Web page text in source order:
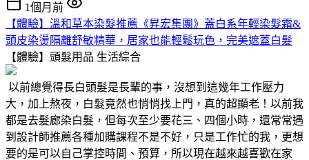
1個月前
【體驗】溫和草本染髮推薦《昇宏集團》蓋白系年輕染髮霜&
頭皮染燙隔離舒敏精華，居家也能輕鬆玩色，完美遮蓋白髮
【體驗】頭髮用品 生活綜合
以前總覺得長白頭髮是長輩的事，沒想到這幾年工作壓力
大，加上熬夜，白髮竟然也悄悄找上門，真的超顯老！以前我
都是去髮廊染白髮，但每次至少要花三、四個小時，還常常遇
到設計師推薦各種加購課程不是不好，只是工作忙的我，更想
要的是可以自己掌控時間、預算，所以現在越來越喜歡在家